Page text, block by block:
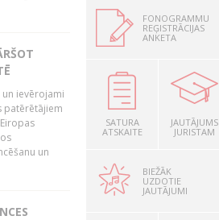
ievērojami
patērētājiem
un
FONOGRAMMU
REĢISTRĀCIJAS
ANKETA
SATURA
ATSKAITE
JAUTĀJUMS
JURISTAM
BIEŽĀK
UZDOTIE
JAUTĀJUMI